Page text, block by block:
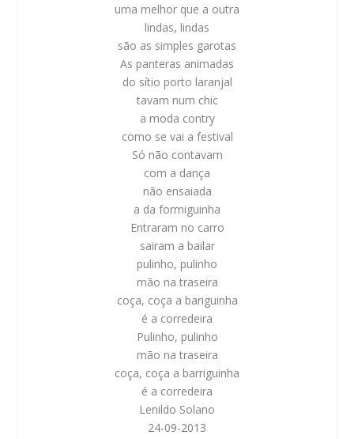
uma melhor que a outra
lindas, lindas
são as simples garotas
As panteras animadas
do sítio porto laranjal
tavam num chic
a moda contry
como se vai a festival
Só não contavam
com a dança
não ensaiada
a da formiguinha
Entraram no carro
sairam a bailar
pulinho, pulinho
mão na traseira
coça, coça a bariguinha
é a corredeira
Pulinho, pulinho
mão na traseira
coça, coça a barriguinha
é a corredeira
Lenildo Solano
24-09-2013